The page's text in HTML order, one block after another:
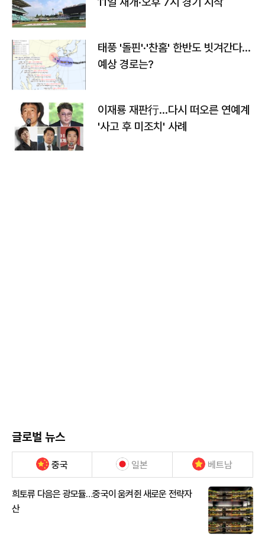
태풍 '돌핀'·'찬홈' 한반도 빗겨간다…
예상 경로는?
이재룡 재판行…다시 떠오른 연예계
'사고 후 미조치' 사례
글로벌 뉴스
중국 일본 베트남
희토류 다음은 광모듈…중국이 움켜쥔 새로운 전략자
산